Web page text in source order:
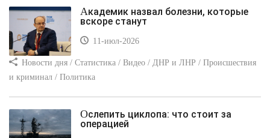
Академик назвал болезни, которые
вскоре станут
11-июл-2026
Новости дня / Статистика / Видео / ДНР и ЛНР / Происшествия
и криминал / Политика
Ослепить циклопа: что стоит за
операцией